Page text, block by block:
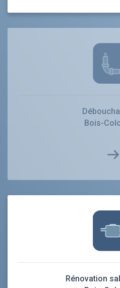
Bois-
Rénovation